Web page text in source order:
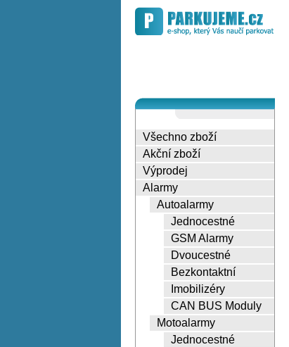
Všechno zboží
Akční zboží
Výprodej
Alarmy
Autoalarmy
Jednocestné
GSM Alarmy
Dvoucestné
Bezkontaktní
Imobilizéry
CAN BUS Moduly
Motoalarmy
Jednocestné